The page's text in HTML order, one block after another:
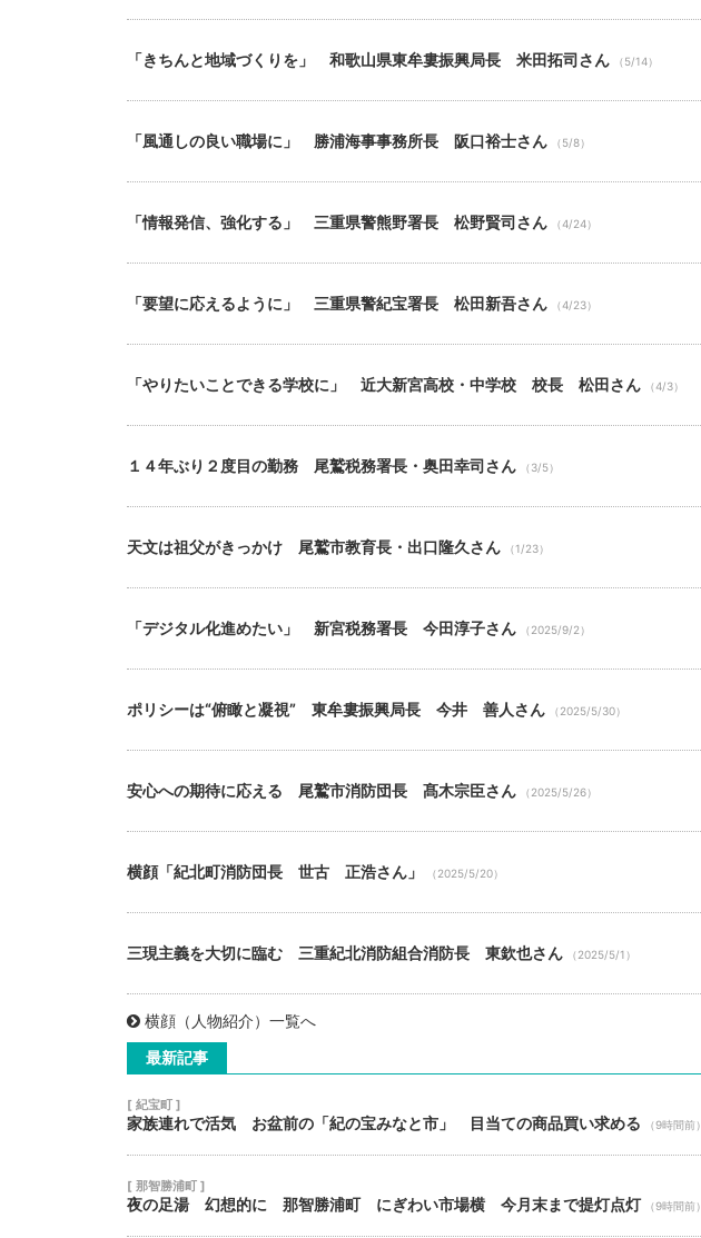
「きちんと地域づくりを」 和歌山県東牟婁振興局長 米田拓司さん （5/14）
「風通しの良い職場に」 勝浦海事事務所長 阪口裕士さん （5/8）
「情報発信、強化する」 三重県警熊野署長 松野賢司さん （4/24）
「要望に応えるように」 三重県警紀宝署長 松田新吾さん （4/23）
「やりたいことできる学校に」 近大新宮高校・中学校 校長 松田さん （4/3）
１４年ぶり２度目の勤務 尾鷲税務署長・奥田幸司さん （3/5）
天文は祖父がきっかけ 尾鷲市教育長・出口隆久さん （1/23）
「デジタル化進めたい」 新宮税務署長 今田淳子さん （2025/9/2）
ポリシーは“俯瞰と凝視” 東牟婁振興局長 今井 善人さん （2025/5/30）
安心への期待に応える 尾鷲市消防団長 髙木宗臣さん （2025/5/26）
横顔「紀北町消防団長 世古 正浩さん」 （2025/5/20）
三現主義を大切に臨む 三重紀北消防組合消防長 東欽也さん （2025/5/1）
横顔（人物紹介）一覧へ
最新記事
[ 紀宝町 ]
家族連れで活気 お盆前の「紀の宝みなと市」 目当ての商品買い求める （9時間前）
[ 那智勝浦町 ]
夜の足湯 幻想的に 那智勝浦町 にぎわい市場横 今月末まで提灯点灯 （9時間前）